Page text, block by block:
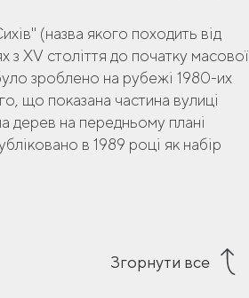
(назва якого походить від
XV століття до початку масової
зроблено на рубежі 1980-их
що показана частина вулиці
дерев на передньому плані
в 1989 році як набір
Згорнути все